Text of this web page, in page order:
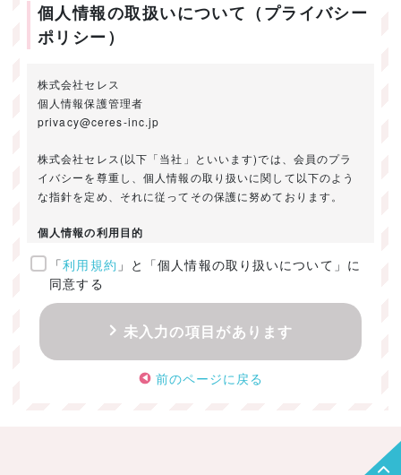
個人情報の取扱いについて（プライバシー
ポリシー）
株式会社セレス
個人情報保護管理者
privacy@ceres-inc.jp
株式会社セレス(以下「当社」といいます)では、会員のプラ
イバシーを尊重し、個人情報の取り扱いに関して以下のよう
な指針を定め、それに従ってその保護に努めております。
個人情報の利用目的
ご提供いただきました個人情報は、以下のためにのみ利用い
たします。
・お問い合わせに対する回答及び資料送付のご連絡
・当社のお客様向けサービスの提供
・本人確認
・サービスの開発・改善のための分析
「利用規約 」と「個人情報の取り扱いについて」に
同意する
未入力の項目があります
前のページに戻る